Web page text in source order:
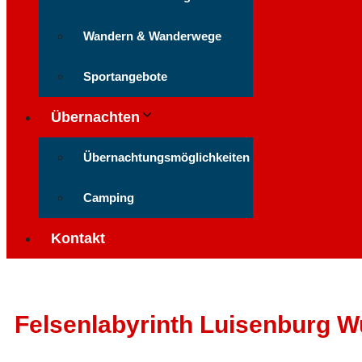
Wandern & Wanderwege
Sportangebote
Übernachten
Übernachtungsmöglichkeiten
Camping
Kontakt
Felsenlabyrinth Luisenburg